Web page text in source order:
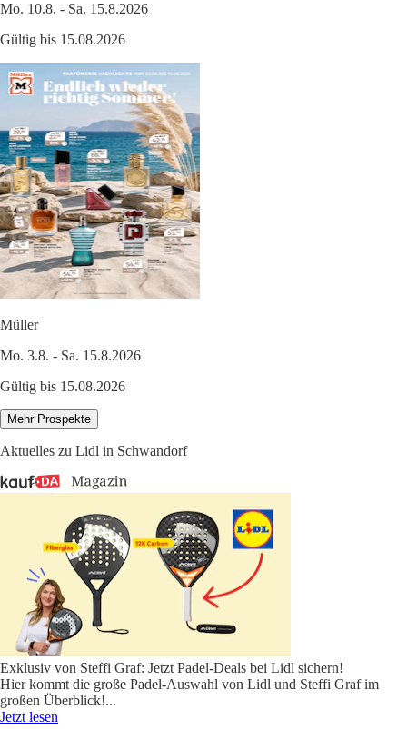
Mo. 10.8. - Sa. 15.8.2026
Gültig bis 15.08.2026
Müller
Mo. 3.8. - Sa. 15.8.2026
Gültig bis 15.08.2026
Mehr Prospekte
Aktuelles zu Lidl in Schwandorf
Exklusiv von Steffi Graf: Jetzt Padel-Deals bei Lidl sichern!
Hier kommt die große Padel-Auswahl von Lidl und Steffi Graf im
großen Überblick!...
Jetzt lesen